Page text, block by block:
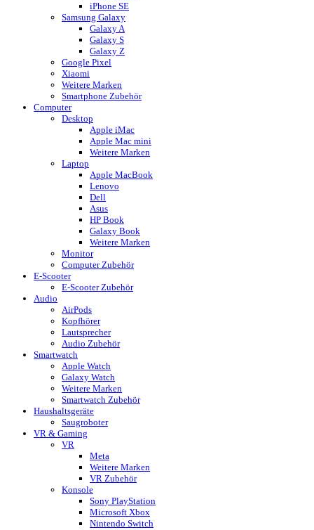
iPhone SE
Samsung Galaxy
Galaxy A
Galaxy S
Galaxy Z
Google Pixel
Xiaomi
Weitere Marken
Smartphone Zubehör
Computer
Desktop
Apple iMac
Apple Mac mini
Weitere Marken
Laptop
Apple MacBook
Lenovo
Dell
Asus
HP Book
Galaxy Book
Weitere Marken
Monitor
Computer Zubehör
E-Scooter
E-Scooter Zubehör
Audio
AirPods
Kopfhörer
Lautsprecher
Audio Zubehör
Smartwatch
Apple Watch
Galaxy Watch
Weitere Marken
Smartwatch Zubehör
Haushaltsgeräte
Saugroboter
VR & Gaming
VR
Meta
Weitere Marken
VR Zubehör
Konsole
Sony PlayStation
Microsoft Xbox
Nintendo Switch